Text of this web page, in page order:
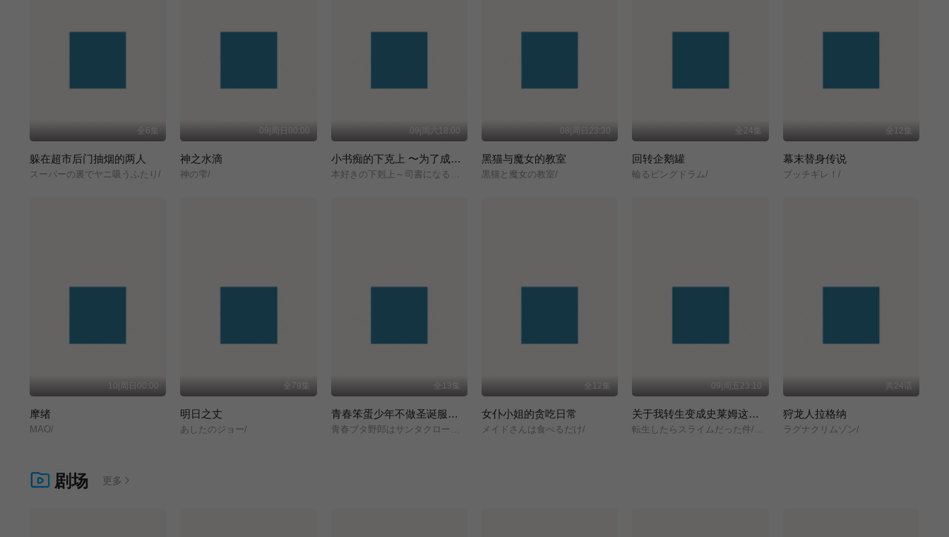
全6集
躲在超市后门抽烟的两人
スーパーの裏でヤニ吸うふたり/
09|周日00:00
神之水滴
神の雫/
09|周六18:00
小书痴的下克上 〜为了成为图书管理员而不择手段〜 领主的养女
本好きの下剋上～司書になるためには手段を選んでいられません～/領主の養女/
08|周日23:30
黑猫与魔女的教室
黒猫と魔女の教室/
全24集
回转企鹅罐
輪るピングドラム/
全12集
幕末替身传说
ブッチギレ！/
10|周日00:00
摩绪
MAO/
全79集
明日之丈
あしたのジョー/
全13集
青春笨蛋少年不做圣诞服女郎的梦
全12集
女仆小姐的贪吃日常
メイドさんは食べるだけ/
09|周五23:10
关于我转生变成史莱姆这档事 第四季
共24话
狩龙人拉格纳
ラグナクリムゾン/
剧场 更多